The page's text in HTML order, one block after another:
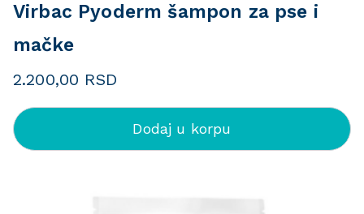
Virbac Pyoderm šampon za pse i
mačke
2.200,00 RSD
Dodaj u korpu